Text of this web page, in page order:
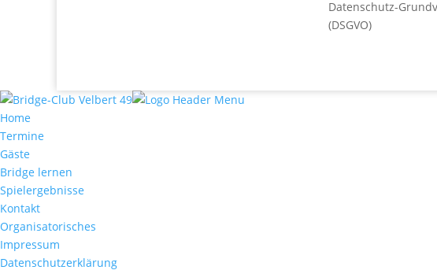
Datenschutz-
(DSGVO)
Home
Termine
Gäste
Bridge lernen
Spielergebnisse
Kontakt
Organisatorisches
Impressum
Datenschutzerklärung